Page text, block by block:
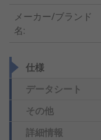
メーカー/ブランド
名:
仕様
データシート
その他
詳細情報